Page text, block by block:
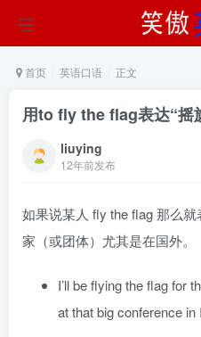
首页 英语口语 正文
用to fly the flag表达“摇
liuying
12年前发布
如果说某人 fly the flag 那么
家（或团体）尤其是在国外。
I’ll be flying the flag for
at that big conference in